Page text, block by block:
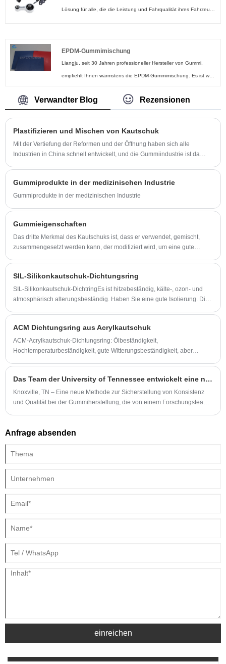
Lösung für alle, die die Leistung und Fahrqualität ihres Fahrzeugs
EPDM-Gummimischung
Liangju, seit 30 Jahren professioneller Hersteller von Gummi,
empfiehlt Ihnen wärmstens die EPDM-Gummimischung. Es ist weit
Hitzebeständigkeit, Kältebeständigkeit, Wasserbeständigkeit, UV-
Verwandter Blog Rezensionen
Plastifizieren und Mischen von Kautschuk
Mit der Vertiefung der Reformen und der Öffnung haben sich alle
Industrien in China schnell entwickelt, und die Gummiindustrie ist da
Personal und qualifizierten Bedienern. Daher ist es unerlässlich, das
technische Personal dieser Unternehmen schnell zu schulen und die
Gummiprodukte in der medizinischen Industrie
Gummiprodukte in der medizinischen Industrie
Gummieigenschaften
Das dritte Merkmal des Kautschuks ist, dass er verwendet, gemischt,
zusammengesetzt werden kann, der modifiziert wird, um eine gute
SIL-Silikonkautschuk-Dichtungsring
SIL-Silikonkautschuk-DichtringEs ist hitzebeständig, kälte-, ozon- und
atmosphärisch alterungsbeständig. Haben Sie eine gute Isolierung. Die
ACM Dichtungsring aus Acrylkautschuk
ACM-Acrylkautschuk-Dichtungsring: Ölbeständigkeit,
Hochtemperaturbeständigkeit, gute Witterungsbeständigkeit, aber
Fahrzeugantriebssystemen und Servolenkungssystemen verwendet.
Nicht geeignet für Heißwasser, Bremsöl, Phosphatester.
Das Team der University of Tennessee entwickelt eine neue Methode zur Anzeige und Vorhersage von Gummifehlern
Knoxville, TN – Eine neue Methode zur Sicherstellung von Konsistenz
und Qualität bei der Gummiherstellung, die von einem Forschungsteam
und Haltbarkeit von Produkten wie Autos zeigen Reifen.
Anfrage absenden
einreichen